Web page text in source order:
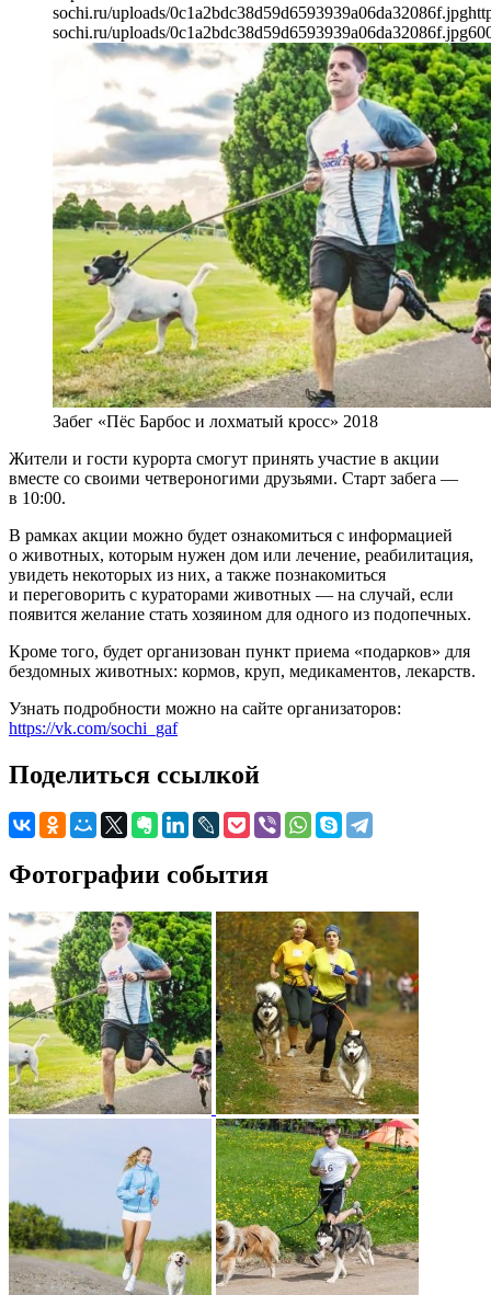
sochi.ru/uploads/0c1a2bdc38d59d6593939a06da32086f.jpg
sochi.ru/uploads/0c1a2bdc38d59d6593939a06da32086f.jpg
Забег «Пёс Барбос и лохматый кросс» 2018
Жители и гости курорта смогут принять участие в акции
вместе со своими четвероногими друзьями. Старт забега —
в 10:00.
В рамках акции можно будет ознакомиться с информацией
о животных, которым нужен дом или лечение, реабилитация,
увидеть некоторых из них, а также познакомиться
и переговорить с кураторами животных — на случай, если
появится желание стать хозяином для одного из подопечных.
Кроме того, будет организован пункт приема «подарков» для
бездомных животных: кормов, круп, медикаментов, лекарств.
Узнать подробности можно на сайте организаторов:
https://vk.com/sochi_gaf
Поделиться ссылкой
Фотографии события